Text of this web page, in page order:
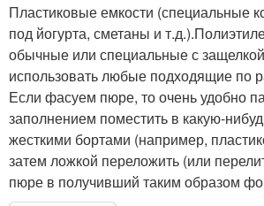
Пластиковые емкости (специальные
под йогурта, сметаны и
обычные или специальные с
использовать любые подходящие по
Если фасуем пюре, то очень удобно
заполнением поместить в какую-
жесткими бортами (например,
затем ложкой переложить (или
пюре в получивший таким образом